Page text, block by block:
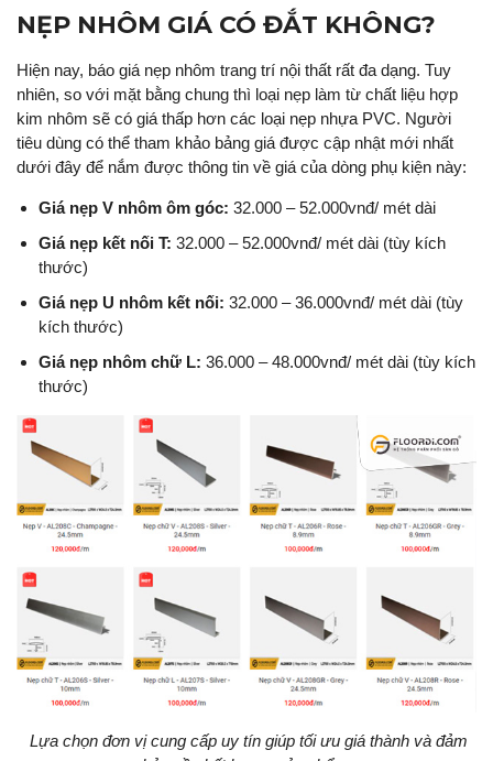
NẸP NHÔM GIÁ CÓ ĐẮT KHÔNG?
Hiện nay, báo giá nẹp nhôm trang trí nội thất rất đa dạng. Tuy
nhiên, so với mặt bằng chung thì loại nẹp làm từ chất liệu hợp
kim nhôm sẽ có giá thấp hơn các loại nẹp nhựa PVC. Người
tiêu dùng có thể tham khảo bảng giá được cập nhật mới nhất
dưới đây để nắm được thông tin về giá của dòng phụ kiện này:
Giá nẹp V nhôm ôm góc: 32.000 – 52.000vnđ/ mét dài
Giá nẹp kết nối T: 32.000 – 52.000vnđ/ mét dài (tùy kích
thước)
Giá nẹp U nhôm kết nối: 32.000 – 36.000vnđ/ mét dài (tùy
kích thước)
Giá nẹp nhôm chữ L: 36.000 – 48.000vnđ/ mét dài (tùy kích
thước)
Lựa chọn đơn vị cung cấp uy tín giúp tối ưu giá thành và đảm